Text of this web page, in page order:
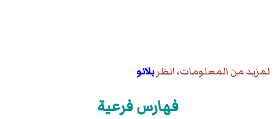
لمزيد من المعلومات، انظربلانو
فهارس فرعية